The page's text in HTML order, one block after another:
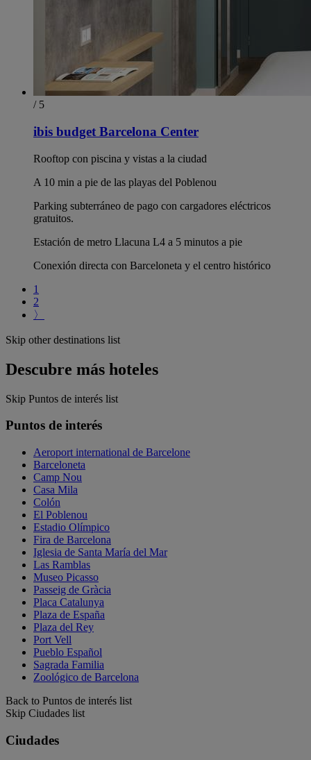
/ 5
ibis budget Barcelona Center
Rooftop con piscina y vistas a la ciudad
A 10 min a pie de las playas del Poblenou
Parking subterráneo de pago con cargadores eléctricos
gratuitos.
Estación de metro Llacuna L4 a 5 minutos a pie
Conexión directa con Barceloneta y el centro histórico
1
2
〉
Skip other destinations list
Descubre más hoteles
Skip Puntos de interés list
Puntos de interés
Aeroport international de Barcelone
Barceloneta
Camp Nou
Casa Mila
Colón
El Poblenou
Estadio Olímpico
Fira de Barcelona
Iglesia de Santa María del Mar
Las Ramblas
Museo Picasso
Passeig de Gràcia
Placa Catalunya
Plaza de España
Plaza del Rey
Port Vell
Pueblo Español
Sagrada Familia
Zoológico de Barcelona
Back to Puntos de interés list
Skip Ciudades list
Ciudades